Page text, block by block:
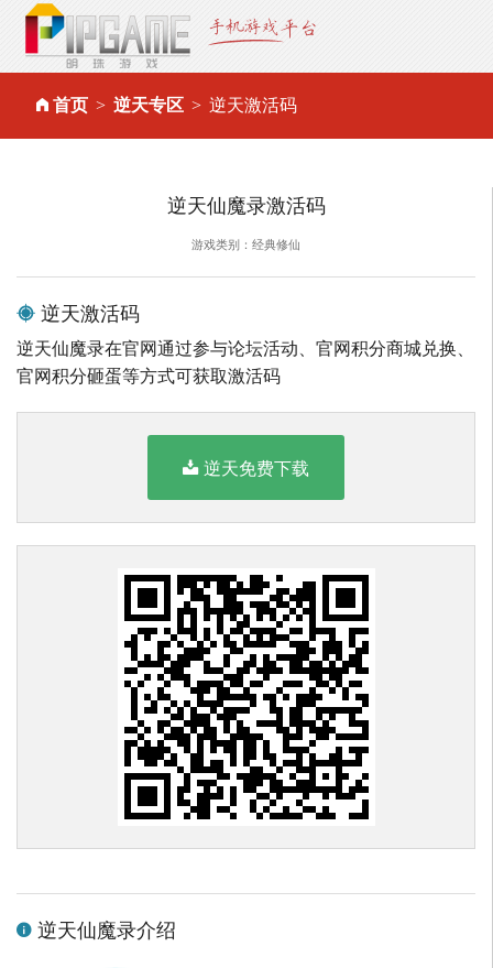
首页 逆天专区 逆天激活码
逆天仙魔录激活码
游戏类别：经典修仙
逆天激活码
逆天仙魔录在官网通过参与论坛活动、官网积分商城兑换、
官网积分砸蛋等方式可获取激活码
逆天免费下载
逆天仙魔录介绍